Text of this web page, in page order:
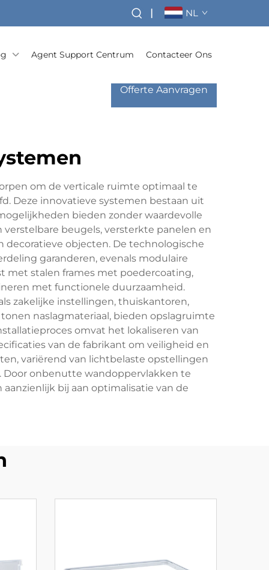
| NL
Agent Support Centrum Contacteer Ons
Offerte Aanvragen
om de verticale ruimte optimaal te
Deze innovatieve systemen bestaan uit
bieden zonder waardevolle
beugels, versterkte panelen en
decoratieve objecten. De technologische
garanderen, evenals modulaire
met stalen frames met poedercoating,
met functionele duurzaamheid.
zakelijke instellingen, thuiskantoren,
naslagmateriaal, bieden opslagruimte
omvat het lokaliseren van
van de fabrikant om veiligheid en
variërend van lichtbelaste opstellingen
Door onbenutte wandoppervlakken te
bij aan optimalisatie van de